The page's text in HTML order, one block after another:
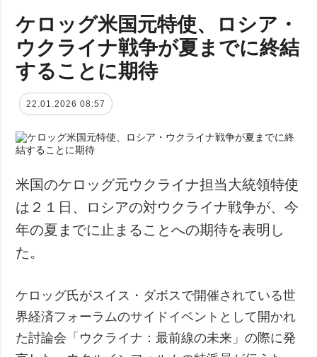
ケロッグ米国元特使、ロシア・
ウクライナ戦争が夏までに終結
することに期待
22.01.2026 08:57
米国のケロッグ元ウクライナ担当大統領特使
は２１日、ロシアの対ウクライナ戦争が、今
年の夏までに止まることへの期待を表明し
た。
ケロッグ氏がスイス・ダボスで開催されている世
界経済フォーラムのサイドイベントとして開かれ
た討論会「ウクライナ：最前線の未来」の際に発